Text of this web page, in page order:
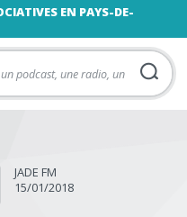
EN PAYS-DE-
JADE FM
15/01/2018